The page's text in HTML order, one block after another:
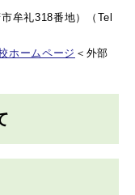
牟礼318番地）（Tel
ホームページ ＜外部